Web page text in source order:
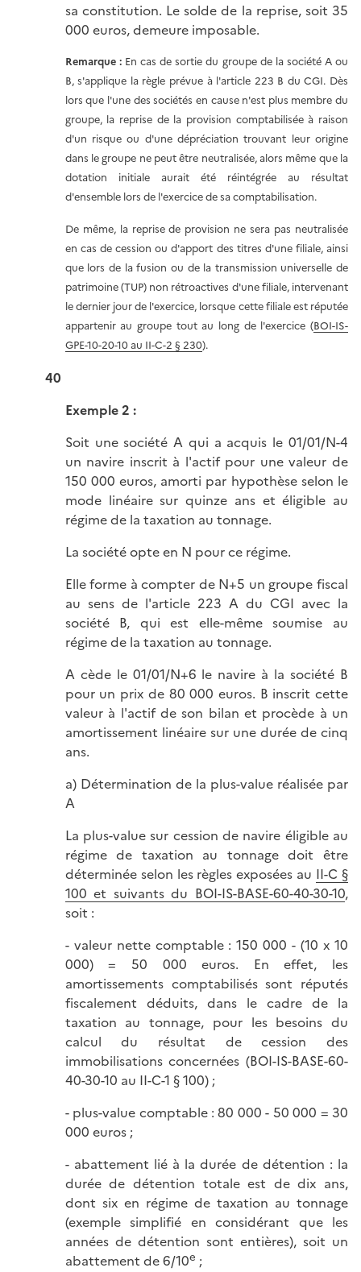
sa constitution. Le solde de la reprise, soit 35
000 euros, demeure imposable.
Remarque :En cas de sortie du groupe de la société A ou
B, s'applique la règle prévue à l'article 223 B du CGI. Dès
lors que l'une des sociétés en cause n'est plus membre du
groupe, la reprise de la provision comptabilisée à raison
d'un risque ou d'une dépréciation trouvant leur origine
dans le groupe ne peut être neutralisée, alors même que la
dotation initiale aurait été réintégrée au résultat
d'ensemble lors de l'exercice de sa comptabilisation.
De même, la reprise de provision ne sera pas neutralisée
en cas de cession ou d'apport des titres d'une filiale, ainsi
que lors de la fusion ou de la transmission universelle de
patrimoine (TUP) non rétroactives d'une filiale, intervenant
le dernier jour de l'exercice, lorsque cette filiale est réputée
appartenir au groupe tout au long de l'exercice (BOI-IS-
GPE-10-20-10 au II-C-2 § 230).
40
Exemple 2 :
Soit une société A qui a acquis le 01/01/N-4
un navire inscrit à l'actif pour une valeur de
150 000 euros, amorti par hypothèse selon le
mode linéaire sur quinze ans et éligible au
régime de la taxation au tonnage.
La société opte en N pour ce régime.
Elle forme à compter de N+5 un groupe fiscal
au sens de l'article 223 A du CGI avec la
société B, qui est elle-même soumise au
régime de la taxation au tonnage.
A cède le 01/01/N+6 le navire à la société B
pour un prix de 80 000 euros. B inscrit cette
valeur à l'actif de son bilan et procède à un
amortissement linéaire sur une durée de cinq
ans.
a) Détermination de la plus-value réalisée par
A
La plus-value sur cession de navire éligible au
régime de taxation au tonnage doit être
déterminée selon les règles exposées au II-C §
100 et suivants du BOI-IS-BASE-60-40-30-10,
soit :
- valeur nette comptable : 150 000 - (10 x 10
000) = 50 000 euros. En effet, les
amortissements comptabilisés sont réputés
fiscalement déduits, dans le cadre de la
taxation au tonnage, pour les besoins du
calcul du résultat de cession des
immobilisations concernées (BOI-IS-BASE-60-
40-30-10 au II-C-1 § 100) ;
- plus-value comptable : 80 000 - 50 000 = 30
000 euros ;
- abattement lié à la durée de détention : la
durée de détention totale est de dix ans,
dont six en régime de taxation au tonnage
(exemple simplifié en considérant que les
années de détention sont entières), soit un
abattement de 6/10e ;